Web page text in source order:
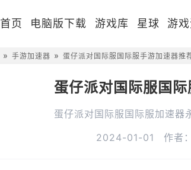
首页 电脑版下载 游戏库 星球 游
手游加速器 蛋仔派对国际服国际服手游加速器推
蛋仔派对国际服国
蛋仔派对国际服国际服加速器
2024-01-01
作者：